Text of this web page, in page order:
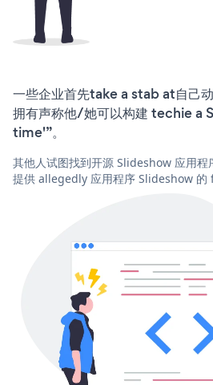
一些企业首先take a stab at自己
拥有声称他/她可以构建 techie a
time'”。
其他人试图找到开源 Slideshow 应用
提供 allegedly 应用程序 Slideshow 的